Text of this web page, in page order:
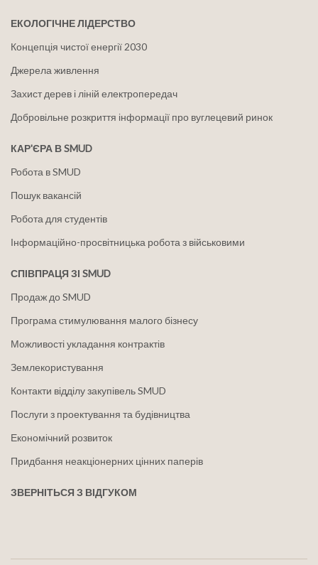
ЕКОЛОГІЧНЕ ЛІДЕРСТВО
Концепція чистої енергії 2030
Джерела живлення
Захист дерев і ліній електропередач
Добровільне розкриття інформації про вуглецевий ринок
КАР'ЄРА В SMUD
Робота в SMUD
Пошук вакансій
Робота для студентів
Інформаційно-просвітницька робота з військовими
СПІВПРАЦЯ ЗІ SMUD
Продаж до SMUD
Програма стимулювання малого бізнесу
Можливості укладання контрактів
Землекористування
Контакти відділу закупівель SMUD
Послуги з проектування та будівництва
Економічний розвиток
Придбання неакціонерних цінних паперів
ЗВЕРНІТЬСЯ З ВІДГУКОМ